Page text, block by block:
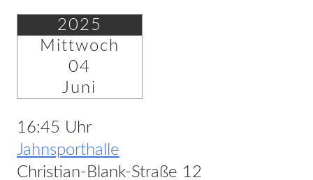
2025
Mittwoch
04
Juni
16:45 Uhr
Jahnsporthalle
Christian-Blank-Straße 12